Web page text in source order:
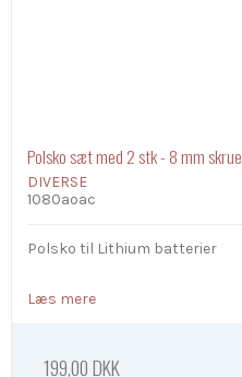
Polsko sæt med 2 stk - 8 mm skrue
DIVERSE
1080aoac
Polsko til Lithium batterier
Læs mere
199,00 DKK